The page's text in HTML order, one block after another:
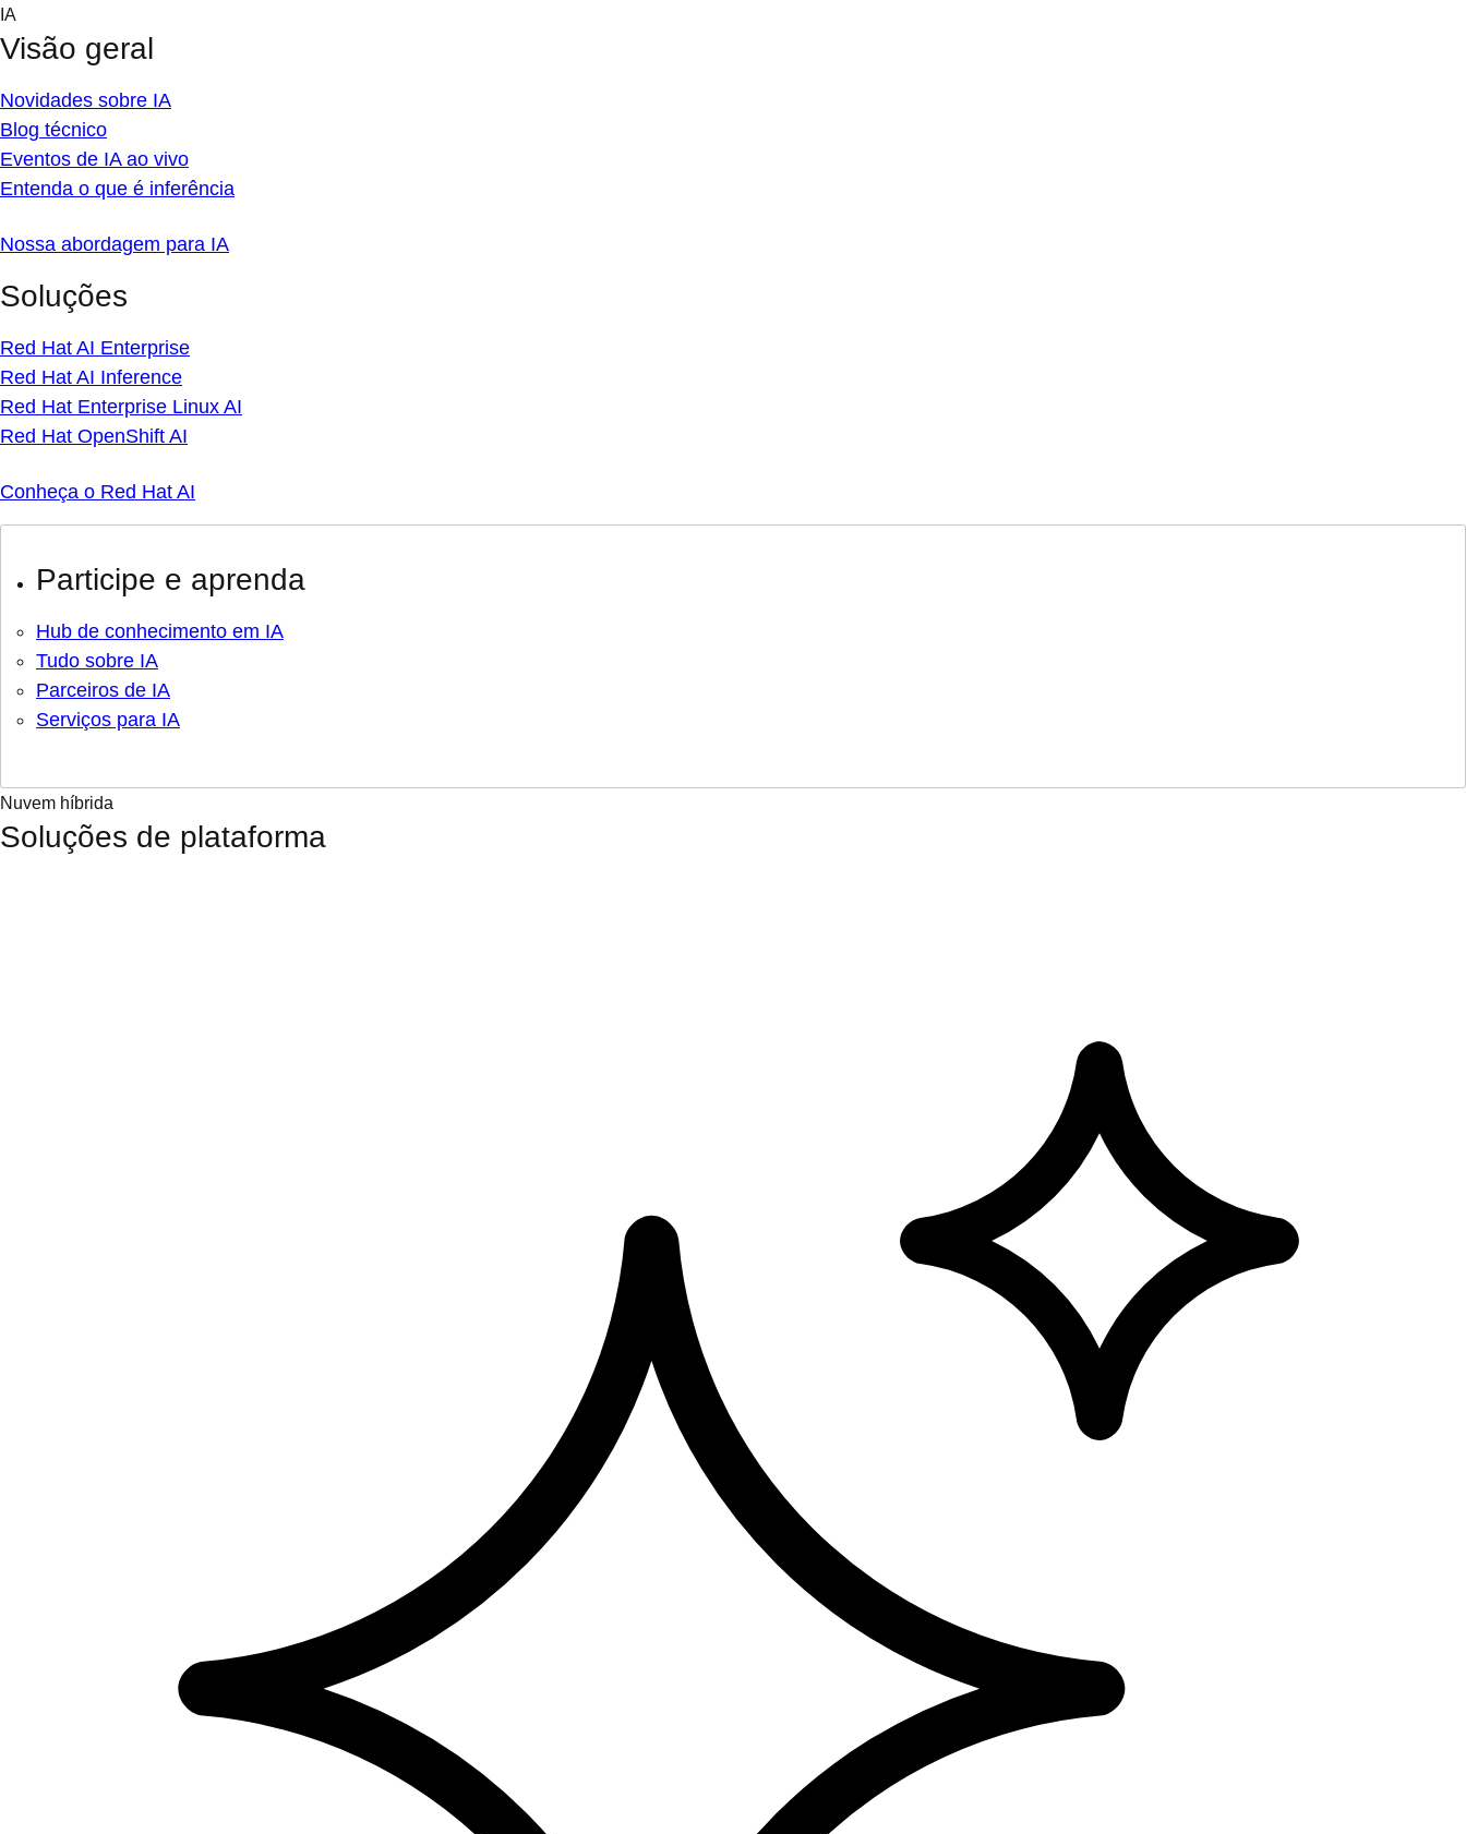
Skip
content
IA
Visão geral
Novidades sobre IA
Blog técnico
Eventos de IA ao vivo
Entenda o que é inferência
Nossa abordagem para IA
Soluções
Red Hat AI Enterprise
Red Hat AI Inference
Red Hat Enterprise Linux AI
Red Hat OpenShift AI
Conheça o Red Hat AI
Participe e aprenda
Hub de conhecimento em IA
Tudo sobre IA
Parceiros de IA
Serviços para IA
Nuvem híbrida
Soluções de plataforma